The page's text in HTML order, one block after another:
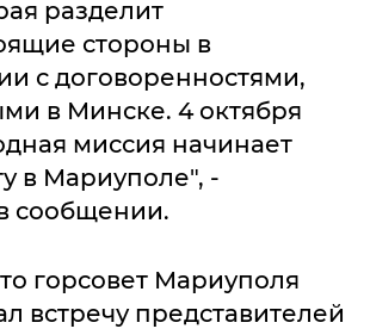
разделит
стороны в
с договоренностями,
в Минске. 4 октября
миссия начинает
в Мариуполе", -
сообщении.
горсовет Мариуполя
встречу представителей